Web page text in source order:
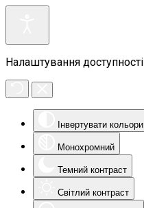
Налаштування доступності
Інвертувати кольори
Монохромний
Темний контраст
Світлий контраст